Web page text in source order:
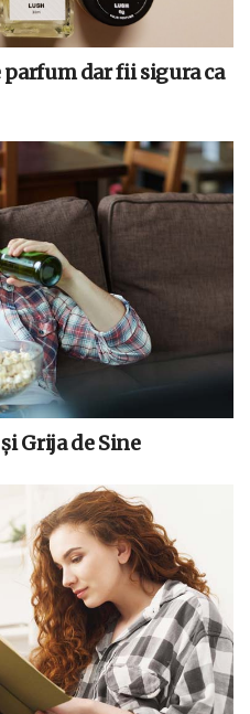
dar fii sigura ca
Grija de Sine